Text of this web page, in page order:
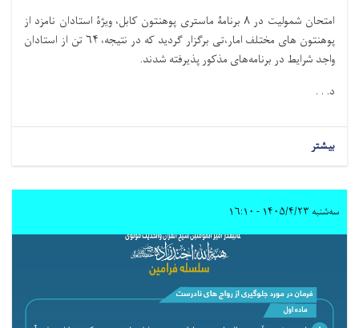
امتحان شمولیت در ۸ برنامۀ ماستری پوهنتون کابل، ویژۀ استادان نامزد از
پوهنتون های مختلف امار،تی برگزار گردید که در نتیجه، ۶۴ تن از استادان
واجد شرایط در برنامه‌های مذکور پذیرفته شدند.
د. . .
بیشتر
سه‌شنبه ۱۴۰۵/۴/۲۳ - ۱۶:۱۰